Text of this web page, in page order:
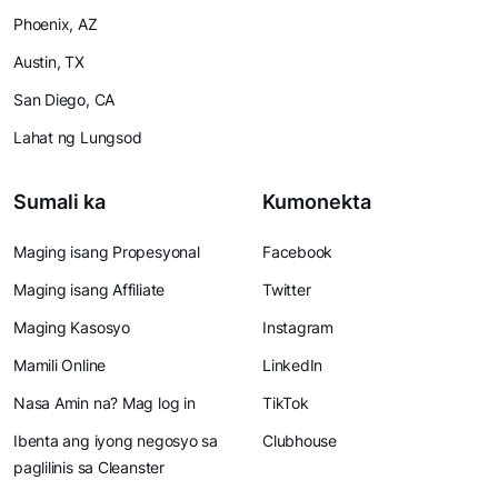
Phoenix, AZ
Austin, TX
San Diego, CA
Lahat ng Lungsod
Sumali ka
Maging isang Propesyonal
Maging isang Affiliate
Maging Kasosyo
Mamili Online
Nasa Amin na? Mag log in
Ibenta ang iyong negosyo sa
paglilinis sa Cleanster
Kumonekta
Facebook
Twitter
Instagram
LinkedIn
TikTok
Clubhouse